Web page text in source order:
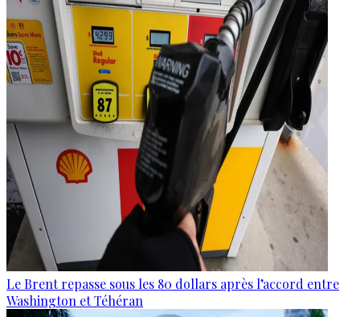
Le Brent repasse sous les 80 dollars après l’accord entre
Washington et Téhéran